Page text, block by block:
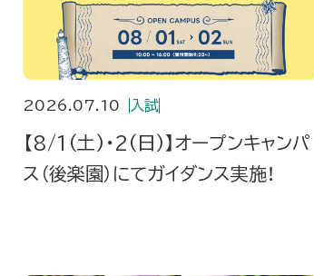
2026.07.10 入試
【8/1(土)・2(日)】オープンキャンパ
ス（後楽園）にてガイダンス実施！